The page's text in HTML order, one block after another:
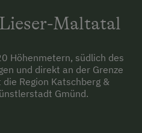
Maltatal
Höhenmetern, südlich des
und direkt an der Grenze
Region Katschberg &
Gmünd.